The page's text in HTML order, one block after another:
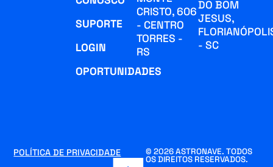
SUPORTE
LOGIN
OPORTUNIDADES
CRISTO, 606
- CENTRO
TORRES -
RS
DO BOM
JESUS,
- SC
© 2026 ASTRONAVE. TODOS
OS DIREITOS RESERVADOS.
POLÍTICA DE PRIVACIDADE